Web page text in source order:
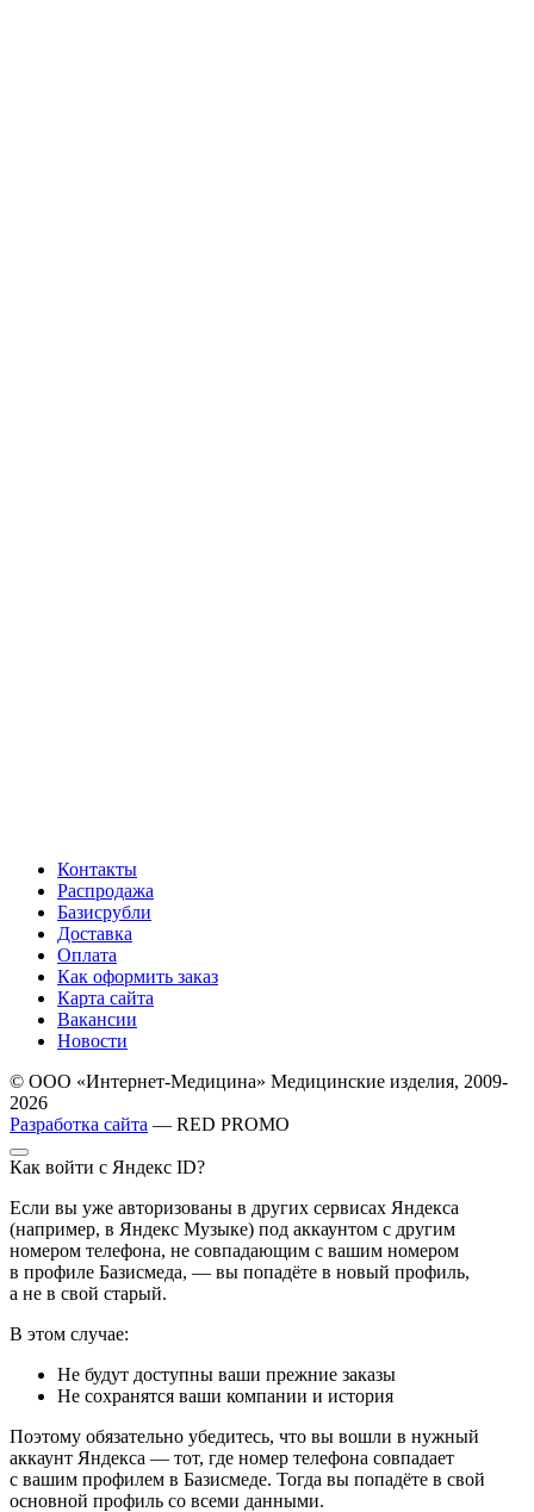
Контакты
Распродажа
Базисрубли
Доставка
Оплата
Как оформить заказ
Карта сайта
Вакансии
Новости
© ООО «Интернет-Медицина» Медицинские изделия, 2009-
2026
Разработка сайта — RED PROMO
Как войти с Яндекс ID?
Если вы уже авторизованы в других сервисах Яндекса
(например, в Яндекс Музыке) под аккаунтом с другим
номером телефона, не совпадающим с вашим номером
в профиле Базисмеда, — вы попадёте в новый профиль,
а не в свой старый.
В этом случае:
Не будут доступны ваши прежние заказы
Не сохранятся ваши компании и история
Поэтому обязательно убедитесь, что вы вошли в нужный
аккаунт Яндекса — тот, где номер телефона совпадает
с вашим профилем в Базисмеде. Тогда вы попадёте в свой
основной профиль со всеми данными.